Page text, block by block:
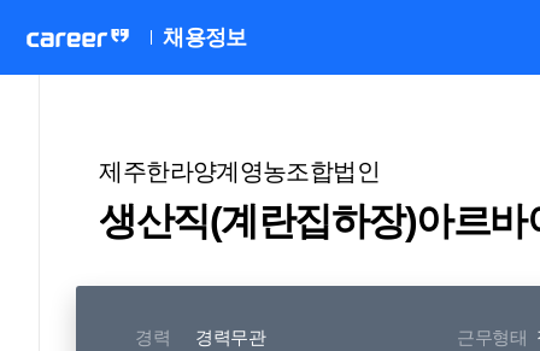
채용정보
제주한라양계영농조합법인
생산직(계란집하장)아르바
경력 경력무관 근무형태